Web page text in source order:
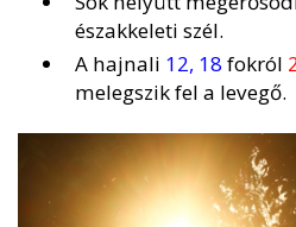
északkeleti szél.
A hajnali 12, 18 fokról
melegszik fel a levegő.